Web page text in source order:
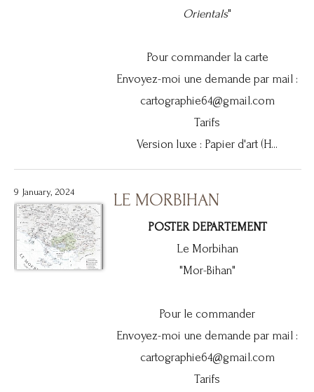
Orientals"
Pour commander la carte
Envoyez-moi une demande par mail :
cartographie64@gmail.com
Tarifs
Version luxe : Papier d'art (H...
9 January, 2024 LE MORBIHAN
POSTER DEPARTEMENT
Le Morbihan
"Mor-Bihan"
Pour le commander
Envoyez-moi une demande par mail :
cartographie64@gmail.com
Tarifs